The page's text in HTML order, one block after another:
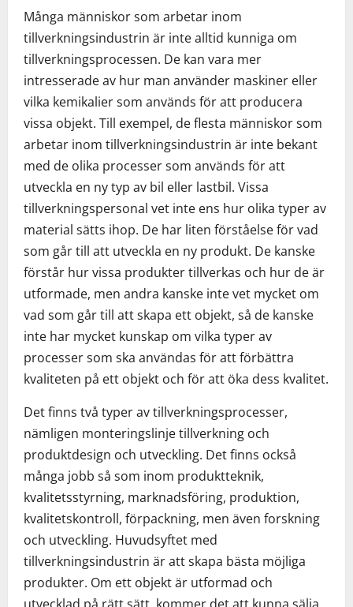
Många människor som arbetar inom
tillverkningsindustrin är inte alltid kunniga om
tillverkningsprocessen. De kan vara mer
intresserade av hur man använder maskiner eller
vilka kemikalier som används för att producera
vissa objekt. Till exempel, de flesta människor som
arbetar inom tillverkningsindustrin är inte bekant
med de olika processer som används för att
utveckla en ny typ av bil eller lastbil. Vissa
tillverkningspersonal vet inte ens hur olika typer av
material sätts ihop. De har liten förståelse för vad
som går till att utveckla en ny produkt. De kanske
förstår hur vissa produkter tillverkas och hur de är
utformade, men andra kanske inte vet mycket om
vad som går till att skapa ett objekt, så de kanske
inte har mycket kunskap om vilka typer av
processer som ska användas för att förbättra
kvaliteten på ett objekt och för att öka dess kvalitet.
Det finns två typer av tillverkningsprocesser,
nämligen monteringslinje tillverkning och
produktdesign och utveckling. Det finns också
många jobb så som inom produktteknik,
kvalitetsstyrning, marknadsföring, produktion,
kvalitetskontroll, förpackning, men även forskning
och utveckling. Huvudsyftet med
tillverkningsindustrin är att skapa bästa möjliga
produkter. Om ett objekt är utformad och
utvecklad på rätt sätt, kommer det att kunna sälja.